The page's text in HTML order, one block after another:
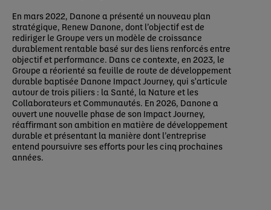
En mars 2022, Danone a présenté un nouveau plan
stratégique, Renew Danone, dont l’objectif est de
rediriger le Groupe vers un modèle de croissance
durablement rentable basé sur des liens renforcés entre
objectif et performance. Dans ce contexte, en 2023, le
Groupe a réorienté sa feuille de route de développement
durable baptisée Danone Impact Journey, qui s'articule
autour de trois piliers : la Santé, la Nature et les
Collaborateurs et Communautés. En 2026, Danone a
ouvert une nouvelle phase de son Impact Journey,
réaffirmant son ambition en matière de développement
durable et présentant la manière dont l’entreprise
entend poursuivre ses efforts pour les cinq prochaines
années.